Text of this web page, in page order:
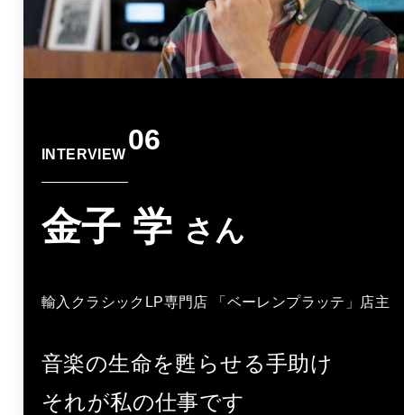
INTERVIEW 06
金子 学 さん
輸入クラシックLP専門店 「ベーレンプラッテ」店主
音楽の生命を甦らせる手助け
それが私の仕事です